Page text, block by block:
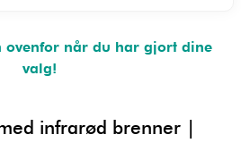
ovenfor når du har gjort dine
valg!
infrarød brenner |